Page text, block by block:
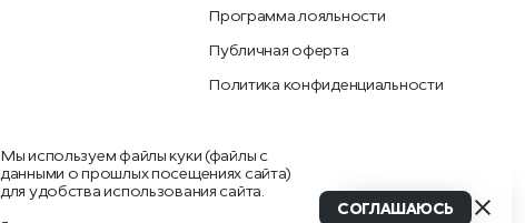
В КОРЗИНУ
Программа лояльности
Публичная оферта
Политика конфиденциальности
Мы используем файлы куки (файлы с
данными о прошлых посещениях сайта)
для удобства использования сайта.
СОГЛАШАЮСЬ